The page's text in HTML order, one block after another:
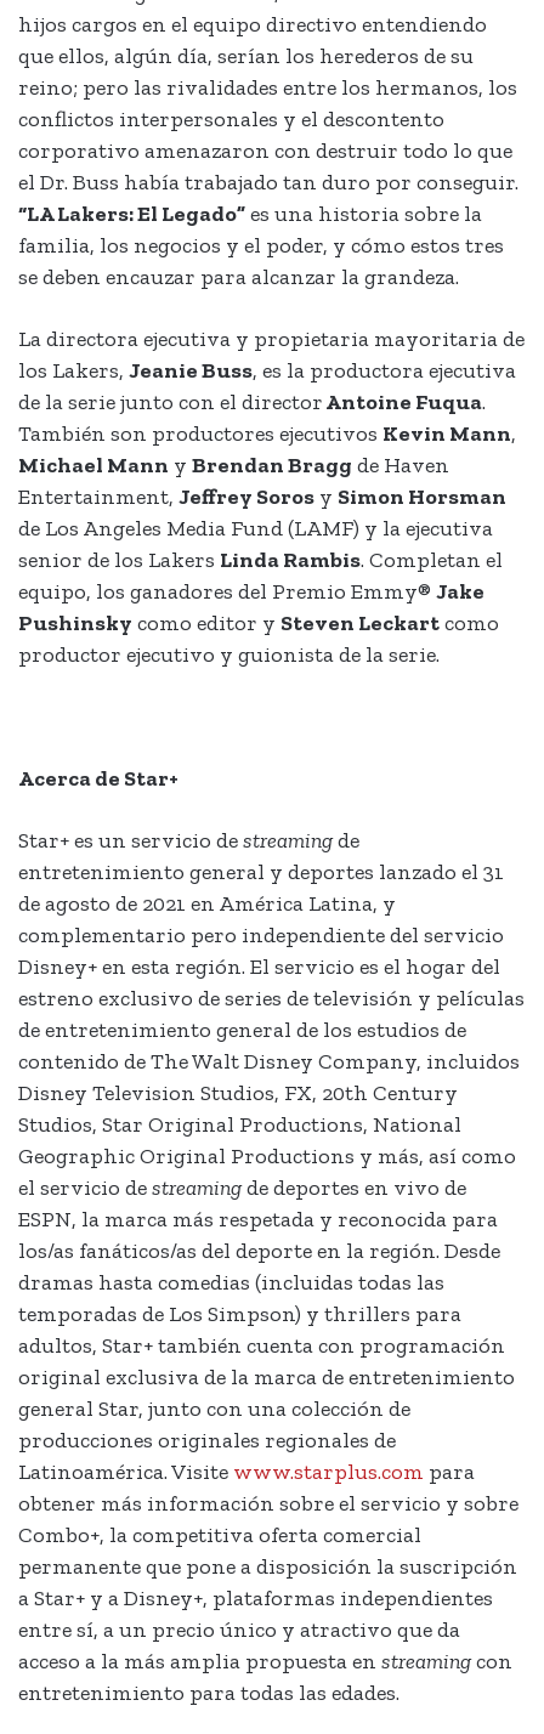
hijos cargos en el equipo directivo entendiendo
que ellos, algún día, serían los herederos de su
reino; pero las rivalidades entre los hermanos, los
conflictos interpersonales y el descontento
corporativo amenazaron con destruir todo lo que
el Dr. Buss había trabajado tan duro por conseguir.
“LA Lakers: El Legado”es una historia sobre la
familia, los negocios y el poder, y cómo estos tres
se deben encauzar para alcanzar la grandeza.
La directora ejecutiva y propietaria mayoritaria de
los Lakers, Jeanie Buss, es la productora ejecutiva
de la serie junto con el directorAntoine Fuqua.
También son productores ejecutivos Kevin Mann,
Michael Mann y Brendan Bragg de Haven
Entertainment, Jeffrey Soros y Simon Horsman
de Los Angeles Media Fund (LAMF) y la ejecutiva
senior de los Lakers Linda Rambis. Completan el
equipo, los ganadores del Premio Emmy® Jake
Pushinsky como editor y Steven Leckartcomo
productor ejecutivo y guionista de la serie.
Acerca de Star+
Star+ es un servicio destreamingde
entretenimiento general y deportes lanzado el 31
de agosto de 2021 en América Latina, y
complementario pero independiente del servicio
Disney+ en esta región. El servicio es el hogar del
estreno exclusivo de series de televisión y películas
de entretenimiento general de los estudios de
contenido de The Walt Disney Company, incluidos
Disney Television Studios, FX, 20th Century
Studios, Star Original Productions, National
Geographic Original Productions y más, así como
el servicio destreamingde deportes en vivo de
ESPN, la marca más respetada y reconocida para
los/as fanáticos/as del deporte en la región. Desde
dramas hasta comedias (incluidas todas las
temporadas de Los Simpson) y thrillers para
adultos, Star+ también cuenta con programación
original exclusiva de la marca de entretenimiento
general Star, junto con una colección de
producciones originales regionales de
Latinoamérica. Visite www.starplus.com para
obtener más información sobre el servicio y sobre
Combo+, la competitiva oferta comercial
permanente que pone a disposición la suscripción
a Star+ y a Disney+, plataformas independientes
entre sí, a un precio único y atractivo que da
acceso a la más amplia propuesta en streamingcon
entretenimiento para todas las edades.